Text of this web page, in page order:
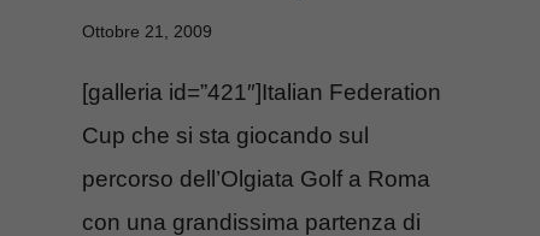
Ottobre 21, 2009
[galleria id=”421″]Italian Federation
Cup che si sta giocando sul
percorso dell’Olgiata Golf a Roma
con una grandissima partenza di